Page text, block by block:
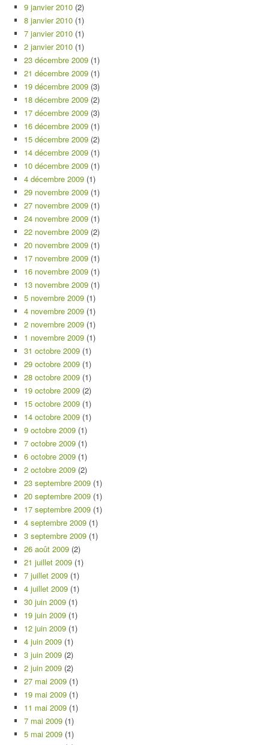
9 janvier 2010 (2)
8 janvier 2010 (1)
7 janvier 2010 (1)
2 janvier 2010 (1)
23 décembre 2009 (1)
21 décembre 2009 (1)
19 décembre 2009 (3)
18 décembre 2009 (2)
17 décembre 2009 (3)
16 décembre 2009 (1)
15 décembre 2009 (2)
14 décembre 2009 (1)
10 décembre 2009 (1)
4 décembre 2009 (1)
29 novembre 2009 (1)
27 novembre 2009 (1)
24 novembre 2009 (1)
22 novembre 2009 (2)
20 novembre 2009 (1)
17 novembre 2009 (1)
16 novembre 2009 (1)
13 novembre 2009 (1)
5 novembre 2009 (1)
4 novembre 2009 (1)
2 novembre 2009 (1)
1 novembre 2009 (1)
31 octobre 2009 (1)
29 octobre 2009 (1)
28 octobre 2009 (1)
19 octobre 2009 (2)
15 octobre 2009 (1)
14 octobre 2009 (1)
9 octobre 2009 (1)
7 octobre 2009 (1)
6 octobre 2009 (1)
2 octobre 2009 (2)
23 septembre 2009 (1)
20 septembre 2009 (1)
17 septembre 2009 (1)
4 septembre 2009 (1)
3 septembre 2009 (1)
26 août 2009 (2)
21 juillet 2009 (1)
7 juillet 2009 (1)
4 juillet 2009 (1)
30 juin 2009 (1)
19 juin 2009 (1)
12 juin 2009 (1)
4 juin 2009 (1)
3 juin 2009 (2)
2 juin 2009 (2)
27 mai 2009 (1)
19 mai 2009 (1)
11 mai 2009 (1)
7 mai 2009 (1)
5 mai 2009 (1)